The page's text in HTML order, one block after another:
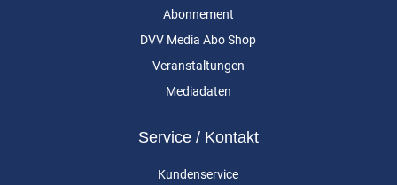
Abonnement
DVV Media Abo Shop
Veranstaltungen
Mediadaten
Service / Kontakt
Kundenservice